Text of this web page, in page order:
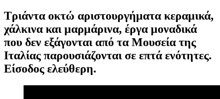
Τριάντα οκτώ αριστουργήματα κεραμικά,
χάλκινα και μαρμάρινα, έργα μοναδικά
που δεν εξάγονται από τα Μουσεία της
Ιταλίας παρουσιάζονται σε επτά ενότητες.
Είσοδος ελεύθερη.